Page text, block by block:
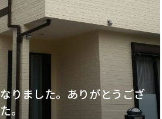
りました。ありがとうござ
。